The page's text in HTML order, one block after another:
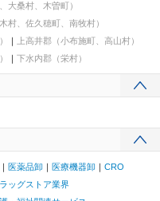
大桑村、木曽町）
村、佐久穂町、南牧村）
上高井郡（小布施町、高山村）
下水内郡（栄村）
医薬品卸 医療機器卸
CRO
ッグストア業界